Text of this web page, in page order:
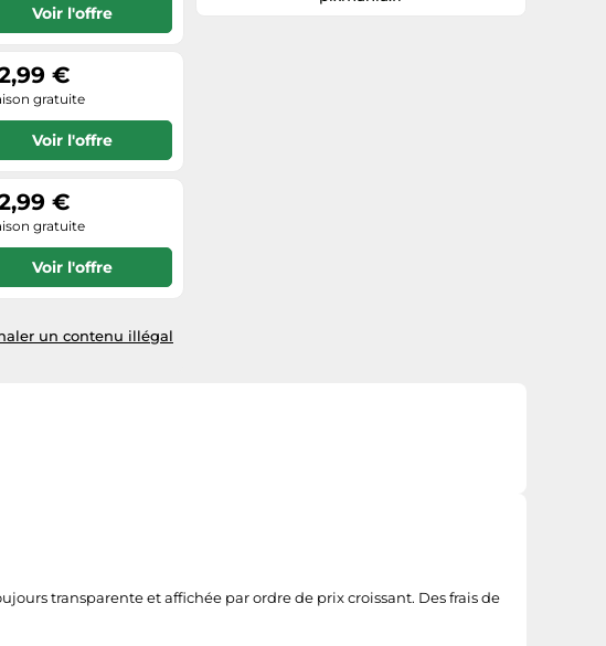
Voir l'offre
€
gratuite
Voir l'offre
€
gratuite
Voir l'offre
un contenu illégal
transparente et affichée par ordre de prix croissant. Des frais de